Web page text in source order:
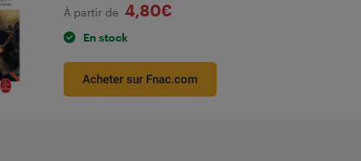
À partir de 4,80€
En stock
Acheter sur Fnac.com